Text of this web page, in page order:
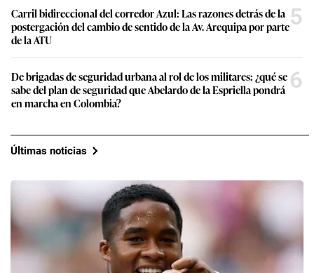
Carril bidireccional del corredor Azul: Las razones detrás de la
postergación del cambio de sentido de la Av. Arequipa por parte
de la ATU
5
De brigadas de seguridad urbana al rol de los militares: ¿qué se
sabe del plan de seguridad que Abelardo de la Espriella pondrá
en marcha en Colombia?
6
Últimas noticias